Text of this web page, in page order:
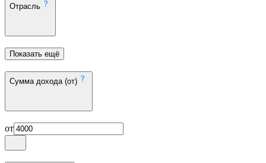
Отрасль
Показать ещё
Сумма дохода (от)
от